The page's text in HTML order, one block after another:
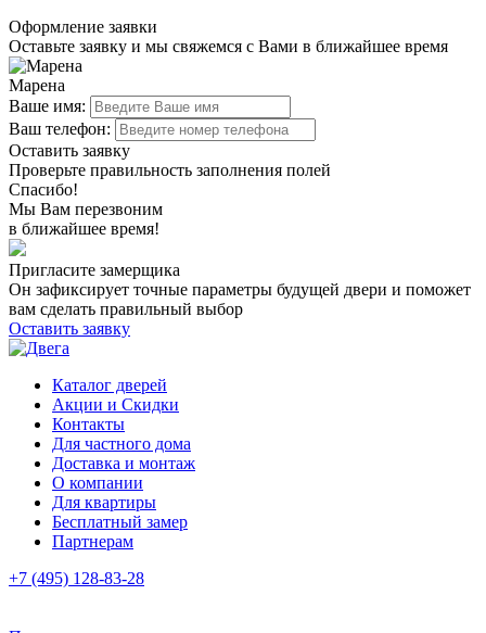
Оформление заявки
Оставьте заявку и мы свяжемся с Вами в ближайшее время
Марена
Ваше имя:
Ваш телефон:
Оставить заявку
Проверьте правильность заполнения полей
Спасибо!
Мы Вам перезвоним
в ближайшее время!
Пригласите замерщика
Он зафиксирует точные параметры будущей двери и поможет
вам сделать правильный выбор
Оставить заявку
Каталог дверей
Акции и Скидки
Контакты
Для частного дома
Доставка и монтаж
О компании
Для квартиры
Бесплатный замер
Партнерам
+7 (495) 128-83-28